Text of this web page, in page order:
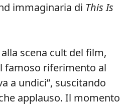
immaginaria di This Is
scena cult del film,
famoso riferimento al
a undici”, suscitando
applauso. Il momento